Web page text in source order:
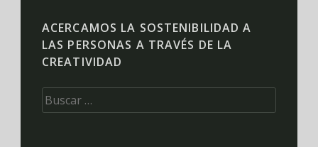
ACERCAMOS LA SOSTENIBILIDAD A
LAS PERSONAS A TRAVÉS DE LA
CREATIVIDAD
Buscar: